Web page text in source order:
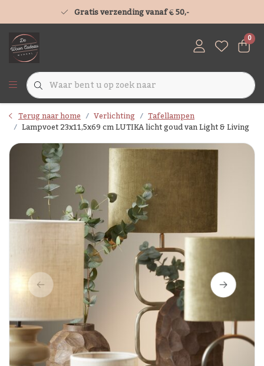
Gratis verzending vanaf € 50,-
0
Terug naar home Verlichting Tafellampen
Lampvoet 23x11,5x69 cm LUTIKA licht goud van Light & Living